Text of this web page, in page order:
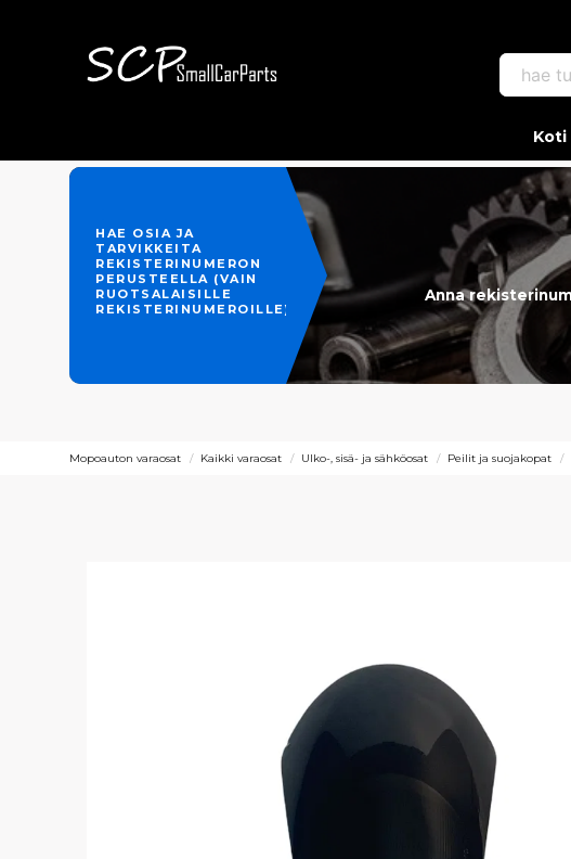
hae
Koti
HAE OSIA JA
TARVIKKEITA
REKISTERINUMERON
PERUSTEELLA (VAIN
RUOTSALAISILLE
REKISTERINUMEROILLE)
Anna
Mopoauton varaosat Kaikki varaosat Ulko-, sisä- ja sähköosat Peilit ja suojakopat